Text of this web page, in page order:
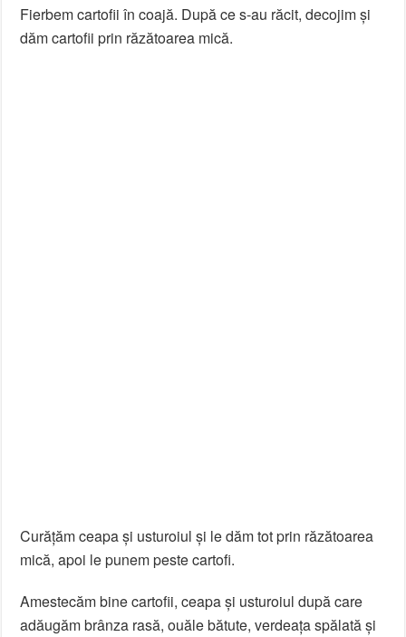
Fierbem cartofii în coajă. După ce s-au răcit, decojim și
dăm cartofii prin răzătoarea mică.
Curățăm ceapa și usturoiul și le dăm tot prin răzătoarea
mică, apoi le punem peste cartofi.
Amestecăm bine cartofii, ceapa și usturoiul după care
adăugăm brânza rasă, ouăle bătute, verdeața spălată și